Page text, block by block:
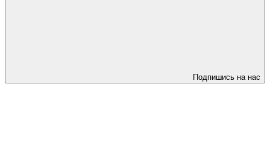
Подпишись на нас